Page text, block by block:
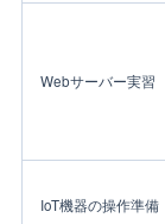
Webサーバー実習
IoT機器の操作準備